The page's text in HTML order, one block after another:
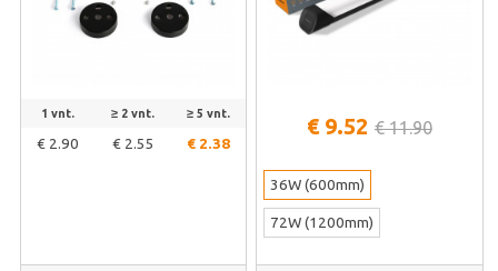
1 vnt.
€ 2.90
≥ 2 vnt.
€ 2.55
≥ 5 vnt.
€ 2.38
€ 9.52 € 11.90
36W (600mm)
72W (1200mm)